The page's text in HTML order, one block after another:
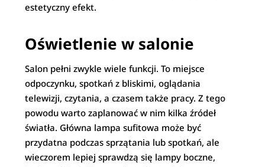
estetyczny efekt.
Oświetlenie w salonie
Salon pełni zwykle wiele funkcji. To miejsce
odpoczynku, spotkań z bliskimi, oglądania
telewizji, czytania, a czasem także pracy. Z tego
powodu warto zaplanować w nim kilka źródeł
światła. Główna lampa sufitowa może być
przydatna podczas sprzątania lub spotkań, ale
wieczorem lepiej sprawdzą się lampy boczne,